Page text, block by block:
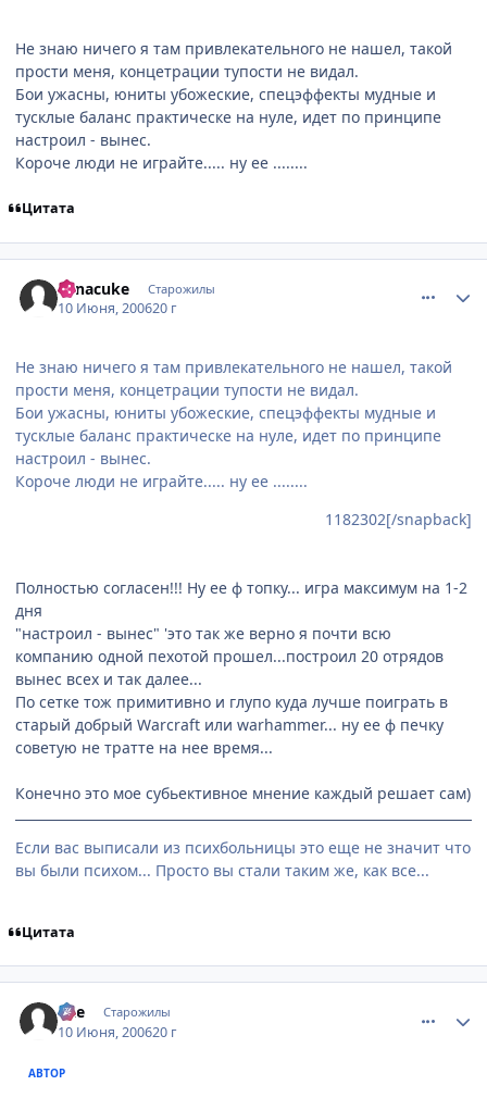
Не знаю ничего я там привлекательного не нашел, такой
прости меня, концетрации тупости не видал.
Бои ужасны, юниты убожеские, спецэффекты мудные и
тусклые баланс практическе на нуле, идет по принципе
настроил - вынес.
Короче люди не играйте..... ну ее ........
Цитата
Sanacuke Старожилы
10 Июня, 200620 г
Не знаю ничего я там привлекательного не нашел, такой
прости меня, концетрации тупости не видал.
Бои ужасны, юниты убожеские, спецэффекты мудные и
тусклые баланс практическе на нуле, идет по принципе
настроил - вынес.
Короче люди не играйте..... ну ее ........
1182302[/snapback]
Полностью согласен!!! Ну ее ф топку... игра максимум на 1-2
дня
"настроил - вынес" 'это так же верно я почти всю
компанию одной пехотой прошел...построил 20 отрядов
вынес всех и так далее...
По сетке тож примитивно и глупо куда лучше поиграть в
старый добрый Warcraft или warhammer... ну ее ф печку
советую не тратте на нее время...
Конечно это мое субьективное мнение каждый решает сам)
Если вас выписали из психбольницы это еще не значит что
вы были психом... Просто вы стали таким же, как все...
Цитата
qZe Старожилы
10 Июня, 200620 г
АВТОР